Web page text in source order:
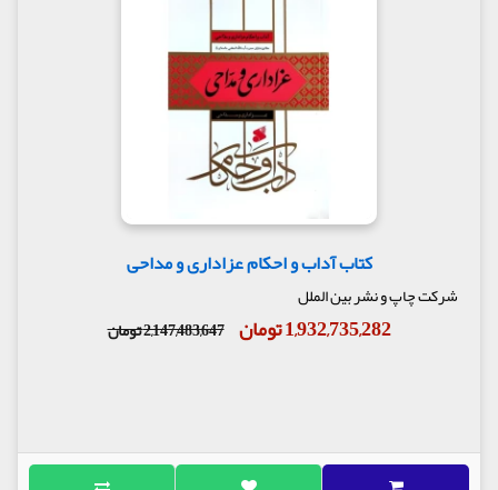
کتاب آداب و احکام عزاداری و مداحی
شرکت چاپ و نشر بین الملل
1,932,735,282 تومان 2,147,483,647 تومان